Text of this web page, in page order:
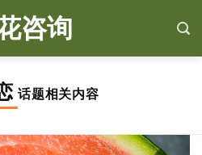
咨询
话题相关内容